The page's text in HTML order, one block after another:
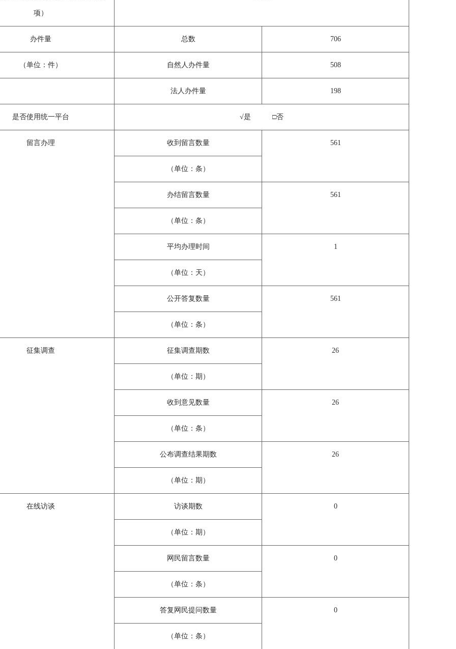
项）
办件量 总数 706
（单位：件） 自然人办件量 508
法人办件量 198
是否使用统一平台 √是 □否
留言办理 收到留言数量 561
（单位：条）
办结留言数量 561
（单位：条）
平均办理时间 1
（单位：天）
公开答复数量 561
（单位：条）
征集调查 征集调查期数 26
（单位：期）
收到意见数量 26
（单位：条）
公布调查结果期数 26
（单位：期）
在线访谈 访谈期数 0
（单位：期）
网民留言数量 0
（单位：条）
答复网民提问数量 0
（单位：条）